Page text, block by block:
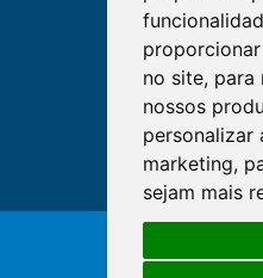
no site, para
nossos
personalizar
marketing,
sejam mais
© Copyright